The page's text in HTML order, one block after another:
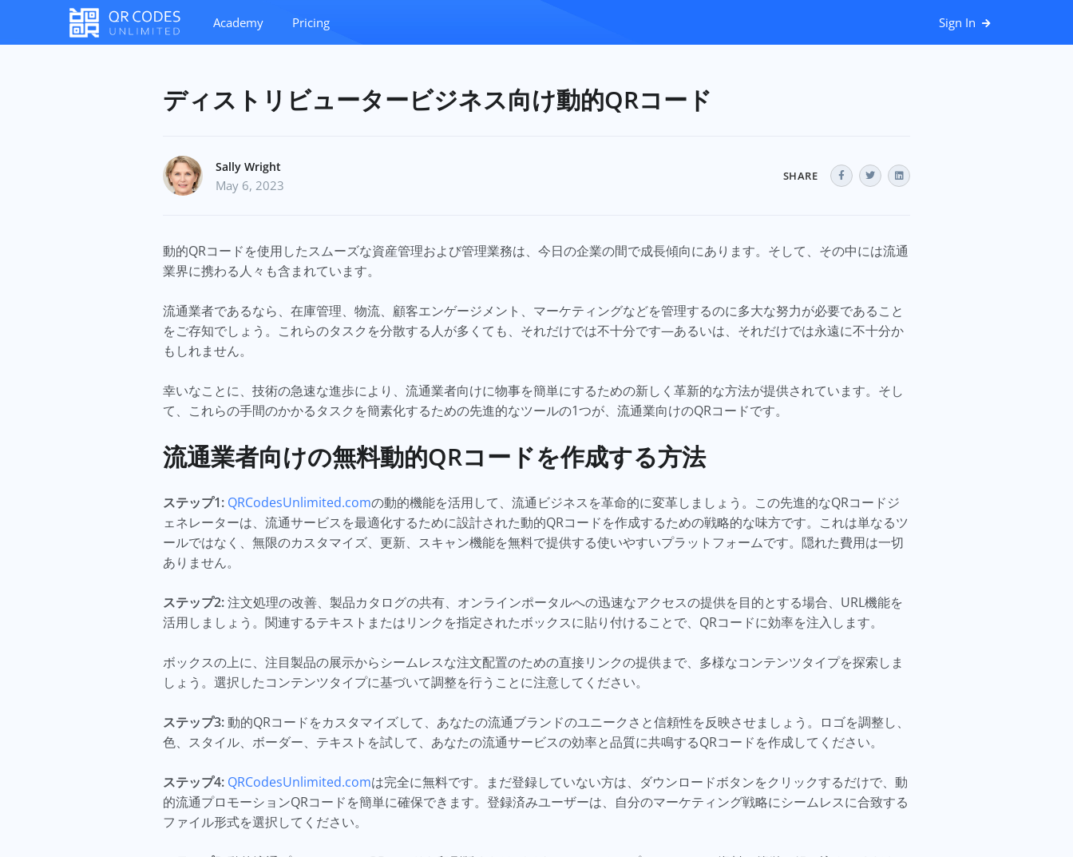
Academy Pricing Sign In
ディストリビュータービジネス向け動的QRコード
Sally Wright
May 6, 2023
SHARE
動的QRコードを使用したスムーズな資産管理および管理業務は、今日の企業の間で成長傾向にあります。そして、その中には流通
業界に携わる人々も含まれています。
流通業者であるなら、在庫管理、物流、顧客エンゲージメント、マーケティングなどを管理するのに多大な努力が必要であること
をご存知でしょう。これらのタスクを分散する人が多くても、それだけでは不十分です—あるいは、それだけでは永遠に不十分か
もしれません。
幸いなことに、技術の急速な進歩により、流通業者向けに物事を簡単にするための新しく革新的な方法が提供されています。そし
て、これらの手間のかかるタスクを簡素化するための先進的なツールの1つが、流通業向けのQRコードです。
流通業者向けの無料動的QRコードを作成する方法
ステップ1: QRCodesUnlimited.comの動的機能を活用して、流通ビジネスを革命的に変革しましょう。この先進的なQRコードジ
ェネレーターは、流通サービスを最適化するために設計された動的QRコードを作成するための戦略的な味方です。これは単なるツ
ールではなく、無限のカスタマイズ、更新、スキャン機能を無料で提供する使いやすいプラットフォームです。隠れた費用は一切
ありません。
ステップ2:注文処理の改善、製品カタログの共有、オンラインポータルへの迅速なアクセスの提供を目的とする場合、URL機能を
活用しましょう。関連するテキストまたはリンクを指定されたボックスに貼り付けることで、QRコードに効率を注入します。
ボックスの上に、注目製品の展示からシームレスな注文配置のための直接リンクの提供まで、多様なコンテンツタイプを探索しま
しょう。選択したコンテンツタイプに基づいて調整を行うことに注意してください。
ステップ3:動的QRコードをカスタマイズして、あなたの流通ブランドのユニークさと信頼性を反映させましょう。ロゴを調整し、
色、スタイル、ボーダー、テキストを試して、あなたの流通サービスの効率と品質に共鳴するQRコードを作成してください。
ステップ4: QRCodesUnlimited.comは完全に無料です。まだ登録していない方は、ダウンロードボタンをクリックするだけで、動
的流通プロモーションQRコードを簡単に確保できます。登録済みユーザーは、自分のマーケティング戦略にシームレスに合致する
ファイル形式を選択してください。